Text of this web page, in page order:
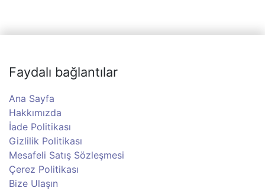
Faydalı bağlantılar
Ana Sayfa
Hakkımızda
İade Politikası
Gizlilik Politikası
Mesafeli Satış Sözleşmesi
Çerez Politikası
Bize Ulaşın